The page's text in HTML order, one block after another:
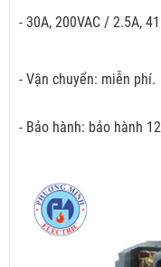
- 30A, 200VAC / 2.5A,
- Vận chuyển: miễn phí.
- Bảo hành: bảo hành